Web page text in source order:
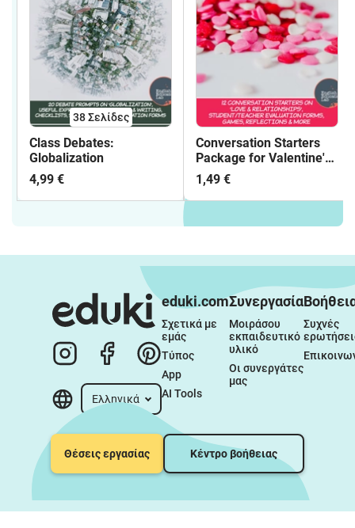
38Σελίδες
Class Debates:
Globalization
4,99 €
Conversation Starters
Package for Valentine's
Day- Activity Package
1,49 €
Ελληνικά
eduki.com
Σχετικά με
εμάς
Τύπος
App
AI Tools
Συνεργασία
Μοιράσου
εκπαιδευτικό
υλικό
Οι συνεργάτες
μας
Συχνές
Θέσεις εργασίας Κέντρο βοήθειας